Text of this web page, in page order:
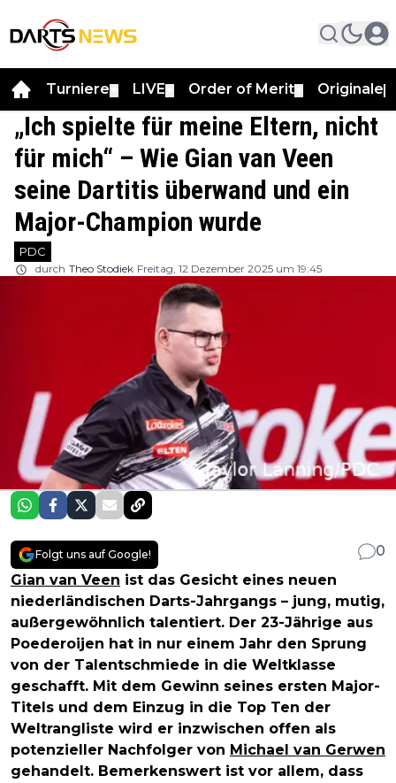
Turniere LIVE Order of Merit Originale
„Ich spielte für meine Eltern, nicht
für mich“ – Wie Gian van Veen
seine Dartitis überwand und ein
Major-Champion wurde
PDC
durch Theo Stodiek Freitag, 12 Dezember 2025 um 19:45
Folgt uns auf Google!
0
Gian van Veen ist das Gesicht eines neuen
niederländischen Darts-Jahrgangs – jung, mutig,
außergewöhnlich talentiert. Der 23-Jährige aus
Poederoijen hat in nur einem Jahr den Sprung
von der Talentschmiede in die Weltklasse
geschafft. Mit dem Gewinn seines ersten Major-
Titels und dem Einzug in die Top Ten der
Weltrangliste wird er inzwischen offen als
potenzieller Nachfolger von Michael van Gerwen
gehandelt. Bemerkenswert ist vor allem, dass